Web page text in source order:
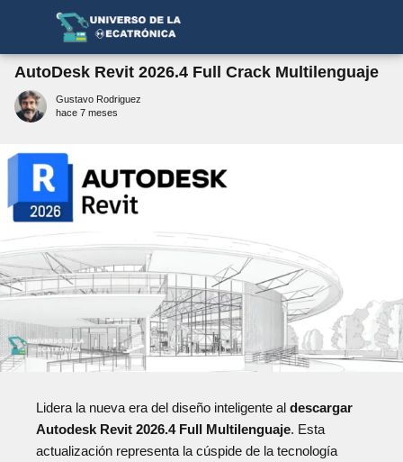
AutoDesk Revit 2026.4 Full Crack Multilenguaje
Gustavo Rodriguez
hace 7 meses
Lidera la nueva era del diseño inteligente al descargar
Autodesk Revit 2026.4 Full Multilenguaje. Esta
actualización representa la cúspide de la tecnología